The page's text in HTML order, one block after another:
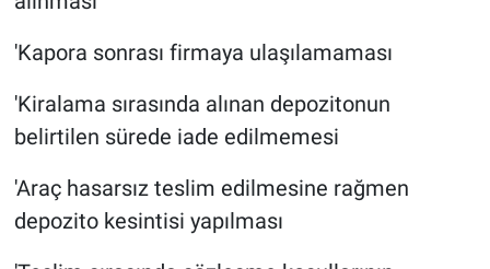
'Kapora sonrası firmaya ulaşılamaması
'Kiralama sırasında alınan depozitonun
belirtilen sürede iade edilmemesi
'Araç hasarsız teslim edilmesine rağmen
depozito kesintisi yapılması